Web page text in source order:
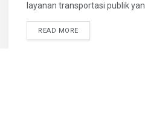
layanan transportasi publik
READ MORE